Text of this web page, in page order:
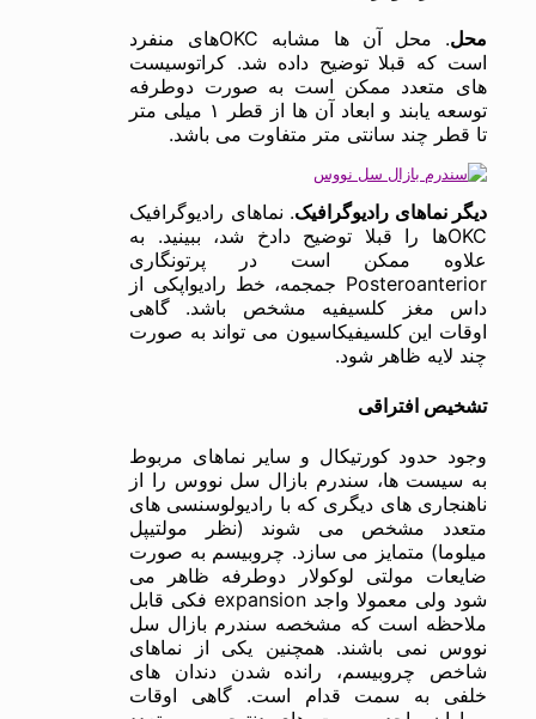
محل
. محل آن ها مشابه OKCهای منفرد
است که قبلا توضیح داده شد. کراتوسیست
های متعدد ممکن است به صورت دوطرفه
توسعه یابند و ابعاد آن ها از قطر ۱ میلی متر
تا قطر چند سانتی متر متفاوت می باشد.
دیگر نماهای رادیوگرافیک. نماهای رادیوگرافیک
OKCها را قبلا توضیح دادخ شد، ببینید. به
علاوه ممکن است در پرتونگاری
Posteroanterior جمجمه، خط رادیواپکی از
داس مغز کلسیفیه مشخص باشد. گاهی
اوقات این کلسیفیکاسیون می تواند به صورت
چند لایه ظاهر شود.
تشخیص افتراقی
وجود حدود کورتیکال و سایر نماهای مربوط
به سیست ها، سندرم بازال سل نووس را از
ناهنجاری های دیگری که با رادیولوسنسی های
متعدد مشخص می شوند (نظر مولتیپل
میلوما) متمایز می سازد. چروبیسم به صورت
ضایعات مولتی لوکولار دوطرفه ظاهر می
شود ولی معمولا واجد expansion فکی قابل
ملاحظه است که مشخصه سندرم بازال سل
نووس نمی باشند‌. همچنین یکی از نماهای
شاخص چروبیسم، رانده شدن دندان های
خلفی به سمت قدام است. گاهی اوقات